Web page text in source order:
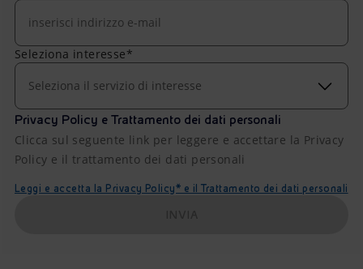
Seleziona interesse*
Seleziona il servizio di interesse
Privacy Policy e Trattamento dei dati personali
Clicca sul seguente link per leggere e accettare la Privacy
Policy e il trattamento dei dati personali
Leggi e accetta la Privacy Policy* e il Trattamento dei dati personali